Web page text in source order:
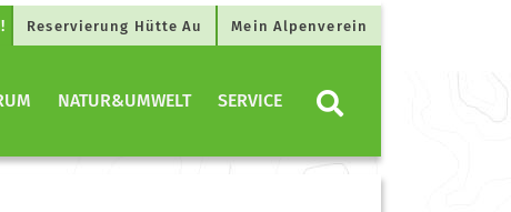
Reservierung Hütte Au Mein Alpenverein
NATUR&UMWELT SERVICE